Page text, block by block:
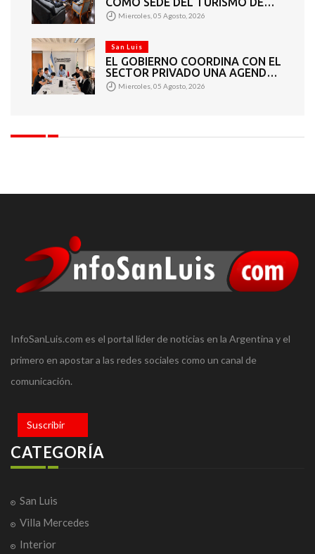
REUNIONES
Miercoles, 05 Agosto, 2026
San Luis
EL GOBIERNO COORDINA CON EL
SECTOR PRIVADO UNA AGENDA
DE GRANDES EVENTOS
Miercoles, 05 Agosto, 2026
InfoSanLuis.com es el portal líder de noticias en la Argentina y el
primero en apostar a las redes sociales como un canal de
comunicación.
Suscribir
CATEGORÍA
San Luis
Villa Mercedes
Interior